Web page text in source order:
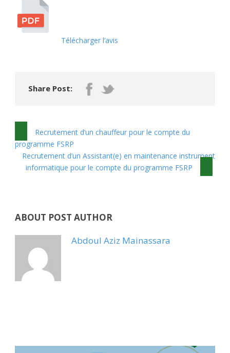
Télécharger l’avis
Share Post:
Recrutement d’un chauffeur pour le compte du
programme FSRP
Recrutement d’un Assistant(e) en maintenance instrument
informatique pour le compte du programme FSRP
ABOUT POST AUTHOR
Abdoul Aziz Mainassara